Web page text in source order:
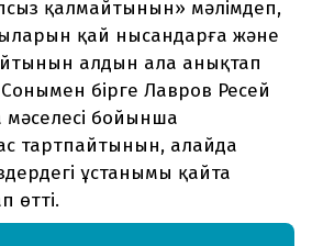
қалмайтынын» мәлімдеп,
қай нысандарға және
алдын ала анықтап
бірге Лавров Ресей
бойынша
тартпайтынын, алайда
ұстанымы қайта
өтті.